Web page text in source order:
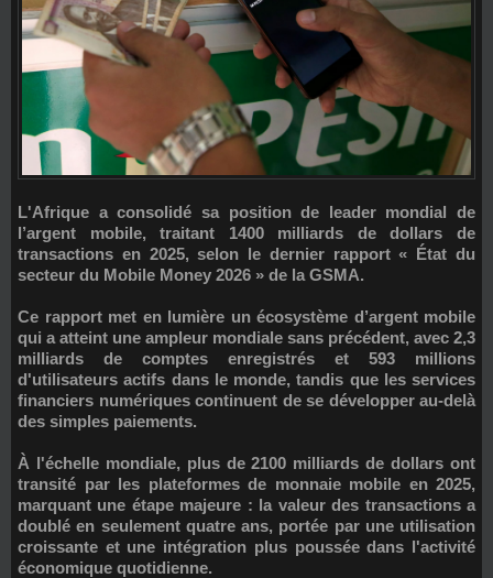
L'Afrique a consolidé sa position de leader mondial de
l’argent mobile, traitant 1400 milliards de dollars de
transactions en 2025, selon le dernier rapport « État du
secteur du Mobile Money 2026 » de la GSMA.
Ce rapport met en lumière un écosystème d’argent mobile
qui a atteint une ampleur mondiale sans précédent, avec 2,3
milliards de comptes enregistrés et 593 millions
d'utilisateurs actifs dans le monde, tandis que les services
financiers numériques continuent de se développer au-delà
des simples paiements.
À l'échelle mondiale, plus de 2100 milliards de dollars ont
transité par les plateformes de monnaie mobile en 2025,
marquant une étape majeure : la valeur des transactions a
doublé en seulement quatre ans, portée par une utilisation
croissante et une intégration plus poussée dans l'activité
économique quotidienne.